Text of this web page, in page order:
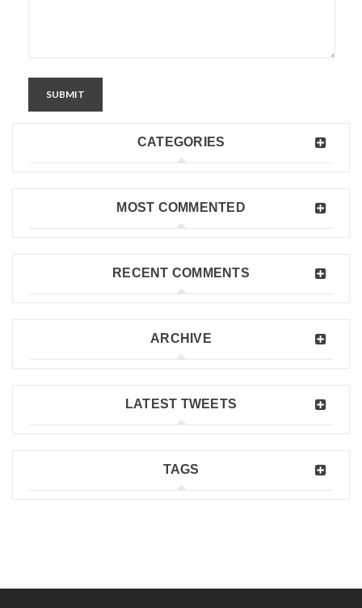
SUBMIT
CATEGORIES
MOST COMMENTED
RECENT COMMENTS
ARCHIVE
LATEST TWEETS
TAGS